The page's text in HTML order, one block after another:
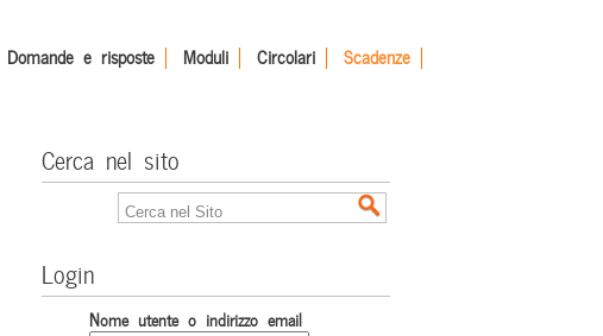
Domande e risposte Moduli Circolari Scadenze
Cerca nel sito
Login
Nome utente o indirizzo email